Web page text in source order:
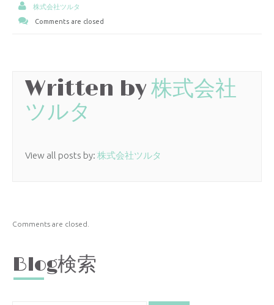
株式会社ツルタ
Comments are closed
Written by株式会社
ツルタ
View all posts by: 株式会社ツルタ
Comments are closed.
Blog検索